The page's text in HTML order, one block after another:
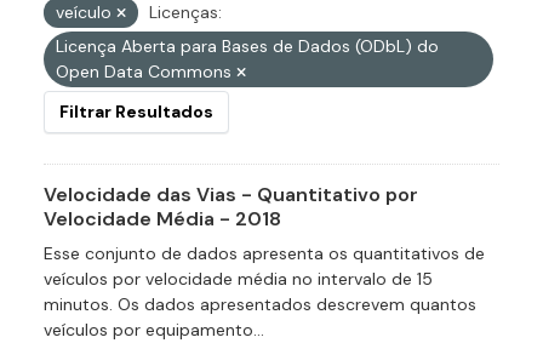
veículo
Licenças:
Licença Aberta para Bases de Dados (ODbL) do
Open Data Commons
Filtrar Resultados
Velocidade das Vias - Quantitativo por
Velocidade Média - 2018
Esse conjunto de dados apresenta os quantitativos de
veículos por velocidade média no intervalo de 15
minutos. Os dados apresentados descrevem quantos
veículos por equipamento...